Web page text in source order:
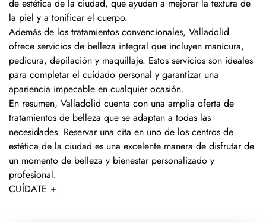
de estética de la ciudad, que ayudan a mejorar la textura de
la piel y a tonificar el cuerpo.
Además de los tratamientos convencionales, Valladolid
ofrece servicios de belleza integral que incluyen manicura,
pedicura, depilación y maquillaje. Estos servicios son ideales
para completar el cuidado personal y garantizar una
apariencia impecable en cualquier ocasión.
En resumen, Valladolid cuenta con una amplia oferta de
tratamientos de belleza que se adaptan a todas las
necesidades. Reservar una cita en uno de los centros de
estética de la ciudad es una excelente manera de disfrutar de
un momento de belleza y bienestar personalizado y
profesional.
CUÍDATE +.